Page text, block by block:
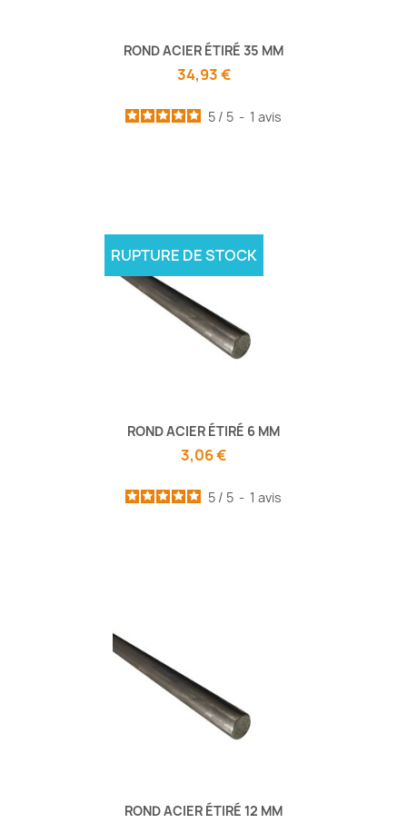
ROND ACIER ÉTIRÉ 35 MM
34,93 €
5 / 5 - 1 avis
ROND ACIER ÉTIRÉ 6 MM
3,06 €
5 / 5 - 1 avis
RUPTURE DE STOCK
ROND ACIER ÉTIRÉ 12 MM